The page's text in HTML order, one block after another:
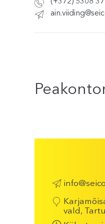
vald,